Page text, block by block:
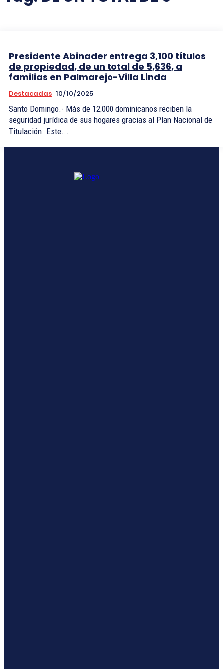
Presidente Abinader entrega 3,100 títulos
de propiedad, de un total de 5,636, a
familias en Palmarejo-Villa Linda
Destacadas 10/10/2025
Santo Domingo.- Más de 12,000 dominicanos reciben la
seguridad jurídica de sus hogares gracias al Plan Nacional de
Titulación. Este...